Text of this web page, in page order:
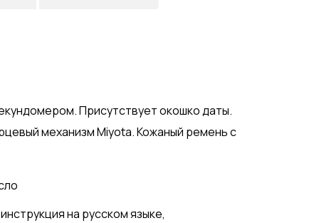
Присутствует окошко даты.
механизм Miyota. Кожаный ремень с
на русском языке,